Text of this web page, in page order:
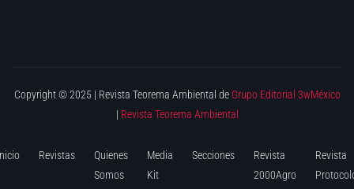
Copyright © 2025 | Revista Teorema Ambiental de Grupo Editorial 3wMéxico
| Revista Teorema Ambiental
Revistas
Quienes
Somos
Media
Kit
Secciones
Revista
2000Agro
Revista